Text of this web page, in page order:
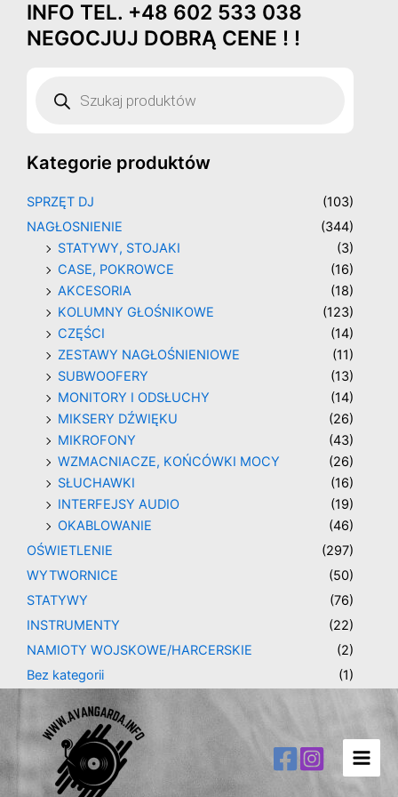
PrzejdźINFO TEL. +48 602 533 038
NEGOCJUJ DOBRĄ CENE ! !
produktów
Kategorie produktów
SPRZĘT DJ
(103)
NAGŁOSNIENIE
(344)
STATYWY, STOJAKI
(3)
CASE, POKROWCE
(16)
AKCESORIA
(18)
KOLUMNY GŁOŚNIKOWE
(123)
CZĘŚCI
(14)
ZESTAWY NAGŁOŚNIENIOWE
(11)
SUBWOOFERY
(13)
MONITORY I ODSŁUCHY
(14)
MIKSERY DŹWIĘKU
(26)
MIKROFONY
(43)
WZMACNIACZE, KOŃCÓWKI MOCY
(26)
SŁUCHAWKI
(16)
INTERFEJSY AUDIO
(19)
OKABLOWANIE
(46)
OŚWIETLENIE
(297)
WYTWORNICE
(50)
STATYWY
(76)
INSTRUMENTY
(22)
NAMIOTY WOJSKOWE/HARCERSKIE
(2)
Bez kategorii
(1)
Menu